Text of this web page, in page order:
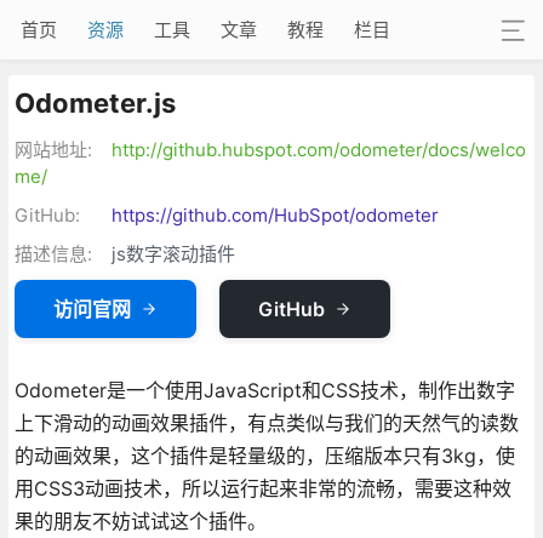
首页 资源 工具 文章 教程 栏目
Odometer.js
网站地址:
http://github.hubspot.com/odometer/docs/welco
me/
GitHub:
https://github.com/HubSpot/odometer
描述信息:
js数字滚动插件
访问官网 GitHub
Odometer是一个使用JavaScript和CSS技术，制作出数字
上下滑动的动画效果插件，有点类似与我们的天然气的读数
的动画效果，这个插件是轻量级的，压缩版本只有3kg，使
用CSS3动画技术，所以运行起来非常的流畅，需要这种效
果的朋友不妨试试这个插件。